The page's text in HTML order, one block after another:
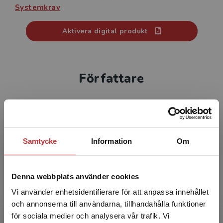
Samtycke Information Om
Denna webbplats använder cookies
Vi använder enhetsidentifierare för att anpassa innehållet
och annonserna till användarna, tillhandahålla funktioner
för sociala medier och analysera vår trafik. Vi
lägga in egna bokmärken med anteckningar.
Focus on Words 2 finns även som digital klasslicens
Systemkrav
Aktivera digital produkt
Författare
Diane Schmitt är en lärare och författare som
har undervisat i många länder, från Japan till
Tunisien, men mest i England där hon arbetade